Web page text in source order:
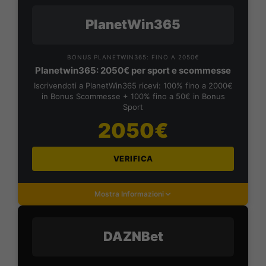
PlanetWin365
BONUS PLANETWIN365: FINO A 2050€
Planetwin365: 2050€ per sport e scommesse
Iscrivendoti a PlanetWin365 ricevi: 100% fino a 2000€
in Bonus Scommesse + 100% fino a 50€ in Bonus
Sport
2050€
VERIFICA
Mostra Informazioni
DAZNBet